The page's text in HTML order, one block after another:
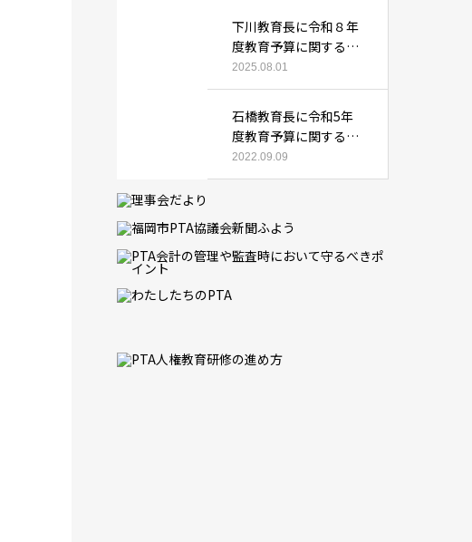
下川教育長に令和８年
度教育予算に関する要
望書を提出しました
2025.08.01
石橋教育長に令和5年
度教育予算に関する要
望書を提出しました
2022.09.09